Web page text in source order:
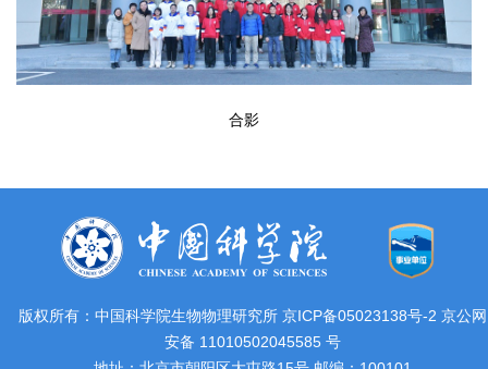
合影
版权所有：中国科学院生物物理研究所 京ICP备05023138号-2 京公网
安备 11010502045585 号